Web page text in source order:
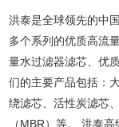
洪泰是全球领先的中
多个系列的优质高流
量水过滤器滤芯、优
们的主要产品包括：
绕滤芯、活性炭滤芯
（MBR）等。 洪泰